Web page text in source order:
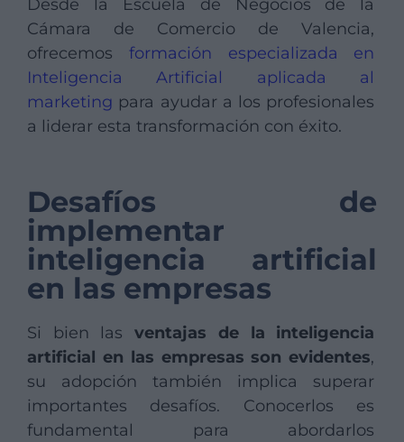
Desde la Escuela de Negocios de la
Cámara de Comercio de Valencia,
ofrecemos formación especializada en
Inteligencia Artificial aplicada al
marketing para ayudar a los profesionales
a liderar esta transformación con éxito.
Desafíos de
implementar
inteligencia artificial
en las empresas
Si bien las ventajas de la inteligencia
artificial en las empresas son evidentes,
su adopción también implica superar
importantes desafíos. Conocerlos es
fundamental para abordarlos